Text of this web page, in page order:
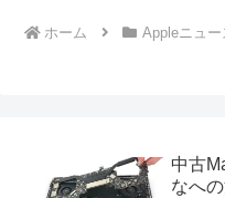
ホーム Appleニュー
中古
なへ